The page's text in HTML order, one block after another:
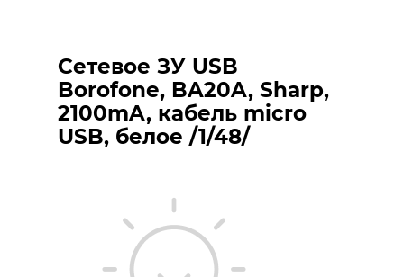
Сетевое ЗУ USB
Borofone, BA20A, Sharp,
2100mA, кабель micro
USB, белое /1/48/